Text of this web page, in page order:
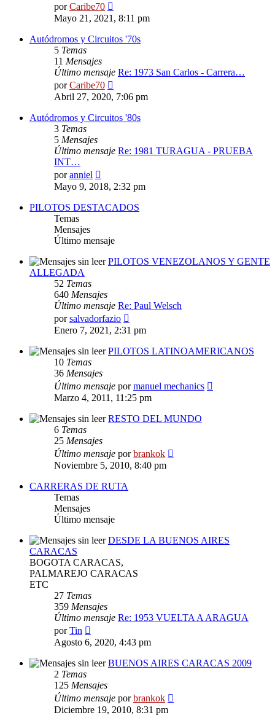
porCaribe70
último
mensaje
Mayo 21, 2021, 8:11 pm
Autódromos y Circuitos '70s
5 Temas
11 Mensajes
Último mensaje Re: 1973 San Carlos - Carrera…
porCaribe70
último
mensaje
Abril 27, 2020, 7:06 pm
Autódromos y Circuitos '80s
3 Temas
5 Mensajes
Último mensaje Re: 1981 TURAGUA - PRUEBA
INT…
poranniel
último
Mayo 9, 2018, 2:32 pm
PILOTOS DESTACADOS
Temas
Mensajes
Último mensaje
PILOTOS VENEZOLANOS Y GENTE
ALLEGADA
52 Temas
640 Mensajes
Último mensaje Re: Paul Welsch
porsalvadorfazio
último
mensaje
Enero 7, 2021, 2:31 pm
PILOTOS LATINOAMERICANOS
10 Temas
36 Mensajes
Último mensaje pormanuel mechanics
Marzo 4, 2011, 11:25 pm
RESTO DEL MUNDO
6 Temas
25 Mensajes
Último mensaje porbrankok
Noviembre 5, 2010, 8:40 pm
CARRERAS DE RUTA
Temas
Mensajes
Último mensaje
DESDE LA BUENOS AIRES
CARACAS
BOGOTA CARACAS,
PALMAREJO CARACAS
ETC
27 Temas
359 Mensajes
Último mensaje Re: 1953 VUELTA A ARAGUA
porTin
último
Agosto 6, 2020, 4:43 pm
BUENOS AIRES CARACAS 2009
2 Temas
125 Mensajes
Último mensaje porbrankok
Diciembre 19, 2010, 8:31 pm